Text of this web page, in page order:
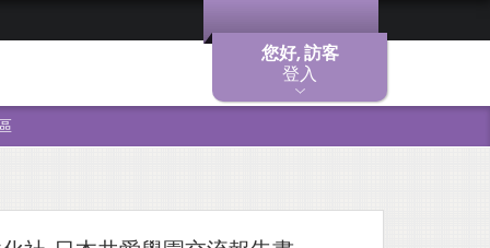
您好, 訪客
登入